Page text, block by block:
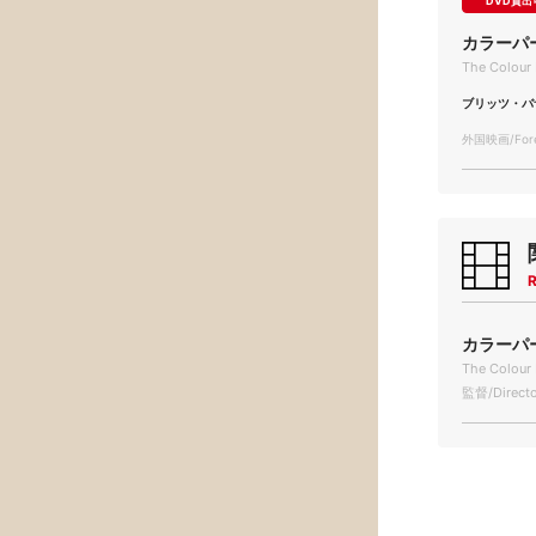
カラーパ
The Colour
ブリッツ・
外国映画/
カラー
The Colour
監督/